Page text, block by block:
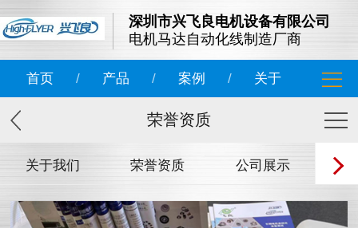
深圳市兴飞良电机设备有限公司
电机马达自动化线制造厂商
首页 / 产品 / 案例 / 关于
荣誉资质
关于我们 荣誉资质 公司展示 团